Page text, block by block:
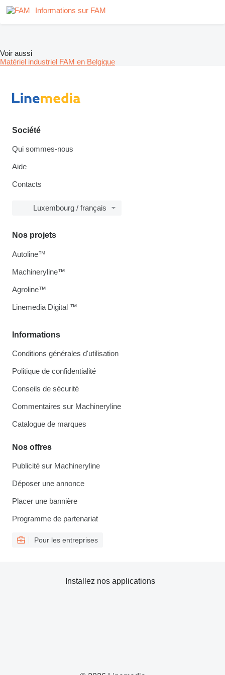
Informations sur FAM
Voir aussi
Matériel industriel FAM en Belgique
Société
Qui sommes-nous
Aide
Contacts
Luxembourg / français
Informations
Conditions générales d'utilisation
Politique de confidentialité
Conseils de sécurité
Commentaires sur Machineryline
Catalogue de marques
Nos offres
Publicité sur Machineryline
Déposer une annonce
Placer une bannière
Programme de partenariat
Pour les entreprises
Nos projets
Autoline™
Machineryline™
Agroline™
Linemedia Digital ™
Installez nos applications